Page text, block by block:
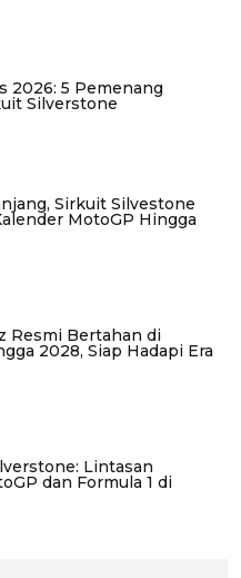
2026: 5 Pemenang
Silverstone
Sirkuit Silvestone
MotoGP Hingga
Resmi Bertahan di
2028, Siap Hadapi Era
Lintasan
dan Formula 1 di